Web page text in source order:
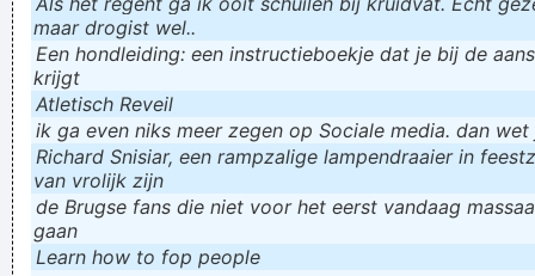
maar drogist wel..
Een hondleiding: een instructieboekje dat je bij de
krijgt
Atletisch Reveil
ik ga even niks meer zegen op Sociale media. dan
Richard Snisiar, een rampzalige lampendraaier in
van vrolijk zijn
de Brugse fans die niet voor het eerst vandaag
gaan
Learn how to fop people